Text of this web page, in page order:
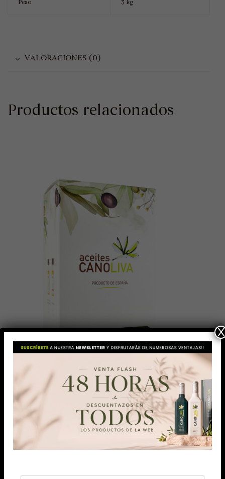
Peso 3 kg
VALORACIONES (0)
Productos relacionados
X